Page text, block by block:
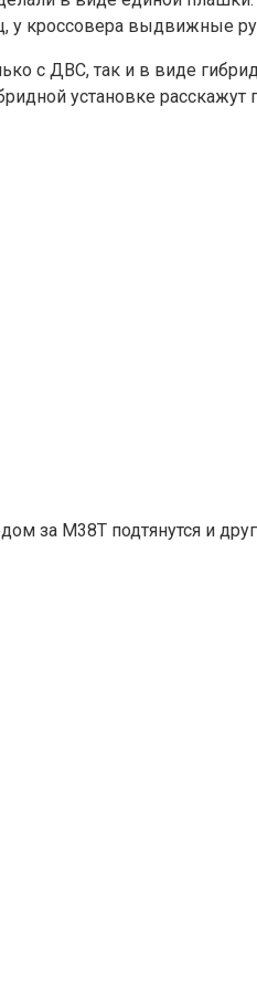
кроссовера выдвижные
с ДВС, так и в виде
установке расскажут
за M38T подтянутся и